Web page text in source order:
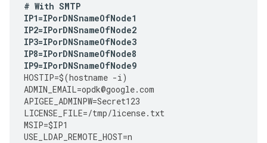
# With SMTP
IP1=IPorDNSnameOfNode1
IP2=IPorDNSnameOfNode2
IP3=IPorDNSnameOfNode3
IP8=IPorDNSnameOfNode8
IP9=IPorDNSnameOfNode9
HOSTIP=$(hostname -i)
ADMIN_EMAIL=opdk@google.com
APIGEE_ADMINPW=Secret123
LICENSE_FILE=/tmp/license.txt
MSIP=$IP1
USE_LDAP_REMOTE_HOST=n